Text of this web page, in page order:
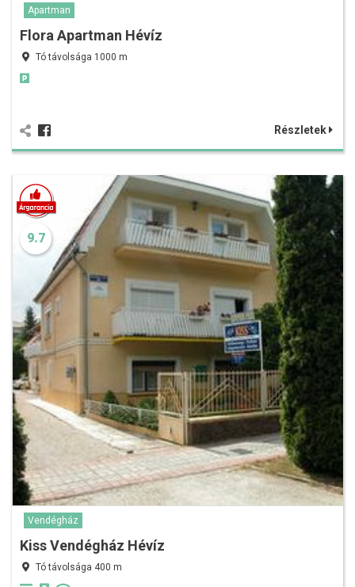
Apartman
Flora Apartman Hévíz
Tó távolsága 1000 m
Részletek
9.7
Vendégház
Kiss Vendégház Hévíz
Tó távolsága 400 m